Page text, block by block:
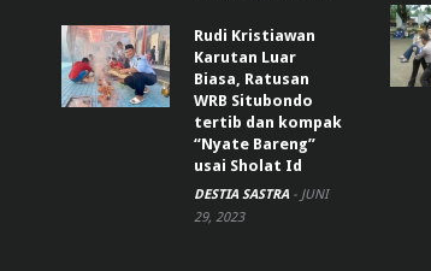
Rudi Kristiawan
Karutan Luar
Biasa, Ratusan
WRB Situbondo
tertib dan kompak
“Nyate Bareng”
usai Sholat Id
DESTIA SASTRA - JUNI
29, 2023